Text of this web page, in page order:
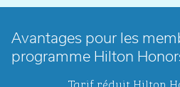
Avantages pour les
programme Hilton
Tarif réduit Hilton